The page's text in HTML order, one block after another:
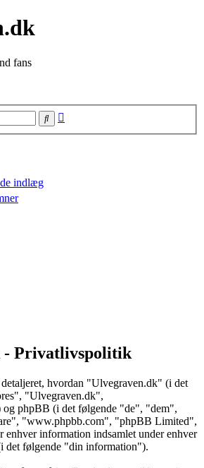
fans
Søg
indlæg
- Privatlivspolitik
hvordan "Ulvegraven.dk" (i det
"Ulvegraven.dk",
og phpBB (i det følgende "de", "dem",
"www.phpbb.com", "phpBB Limited",
enhver information indsamlet under enhver
det følgende "din information").